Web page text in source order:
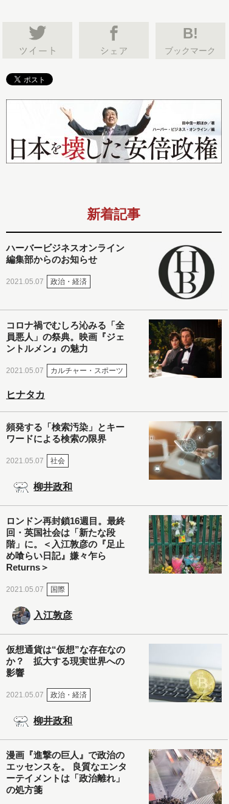
B!
ブックマーク
新着記事
ハーバービジネスオンライン
編集部からのお知らせ
2021.05.07 政治・経済
コロナ禍でむしろ沁みる「全
員悪人」の祭典。映画『ジェ
ントルメン』の魅力
2021.05.07 カルチャー・スポーツ
ヒナタカ
頻発する「検索汚染」とキー
ワードによる検索の限界
2021.05.07 社会
柳井政和
ロンドン再封鎖16週目。最終
回・英国社会は「新たな段
階」に。＜入江敦彦の『足止
め喰らい日記』嫌々乍ら
Returns＞
2021.05.07 国際
入江敦彦
仮想通貨は“仮想”な存在なの
か？ 拡大する現実世界への
影響
2021.05.07 政治・経済
柳井政和
漫画『進撃の巨人』で政治の
エッセンスを。 良質なエンタ
ーテイメントは「政治離れ」
の処方箋